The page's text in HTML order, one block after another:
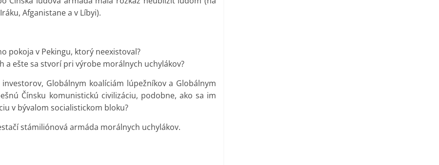
Afganistane a v Líbyi).
pokoja v Pekingu, ktorý neexistoval?
a ešte sa stvorí pri výrobe morálnych uchylákov?
Globálnym koalíciám lúpežníkov a Globálnym
Čínsku komunistickú civilizáciu, podobne, ako sa im
v bývalom socialistickom bloku?
stámiliónová armáda morálnych uchylákov.